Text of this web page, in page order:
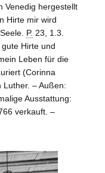
Venedig hergestellt
Hirte mir wird
P. 23, 1.3.
Hirte und
Leben für die
(Corinna
– Außen:
Ausstattung:
verkauft. –